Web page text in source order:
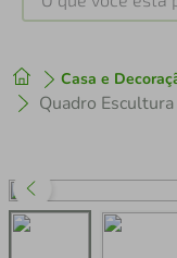
Casa e
1º tenis
perfume